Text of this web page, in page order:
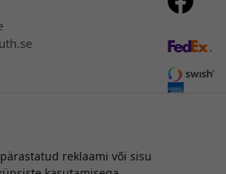
reklaami või sisu